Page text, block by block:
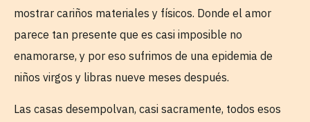
mostrar cariños materiales y físicos. Donde el amor
parece tan presente que es casi imposible no
enamorarse, y por eso sufrimos de una epidemia de
niños virgos y libras nueve meses después.
Las casas desempolvan, casi sacramente, todos esos